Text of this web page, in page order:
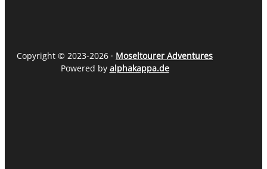
Copyright © 2023-2026 · Moseltourer Adventures
Powered by alphakappa.de